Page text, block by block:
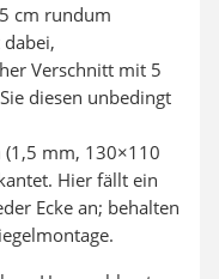
cm rundum
Verschnitt mit 5
diesen unbedingt
(1,5 mm, 130×110
Hier fällt ein
Ecke an; behalten